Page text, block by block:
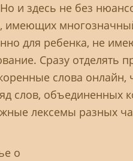
и здесь не без
имеющих
для ребенка, не
Сразу отделять
слова онлайн,
слов, объединенных
лексемы разных
о